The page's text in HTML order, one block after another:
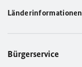
Länderinformationen
Bürgerservice